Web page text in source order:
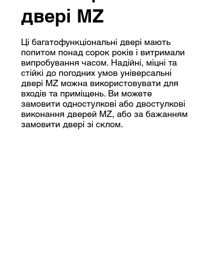
двері MZ
Ці багатофункціональні двері мають
попитом понад сорок років і витримали
випробування часом. Надійні, міцні та
стійкі до погодних умов універсальні
двері MZ можна використовувати для
входів та приміщень. Ви можете
замовити одностулкові або двостулкові
виконання дверей MZ, або за бажанням
замовити двері зі склом.